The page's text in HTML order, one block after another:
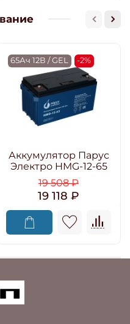
65Ач 12В / GEL -2%
Аккумулятор Парус
Электро HMG-12-65
19 508 ₽
19 118 ₽